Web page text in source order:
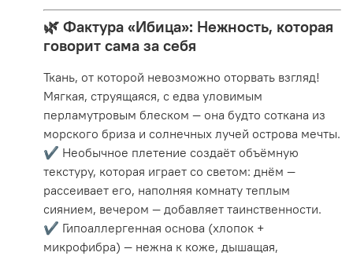
🌿 Фактура «Ибица»: Нежность, которая
говорит сама за себя
Ткань, от которой невозможно оторвать взгляд!
Мягкая, струящаяся, с едва уловимым
перламутровым блеском — она будто соткана из
морского бриза и солнечных лучей острова мечты.
✔️ Необычное плетение создаёт объёмную
текстуру, которая играет со светом: днём —
рассеивает его, наполняя комнату теплым
сиянием, вечером — добавляет таинственности.
✔️ Гипоаллергенная основа (хлопок +
микрофибра) — нежна к коже, дышащая,